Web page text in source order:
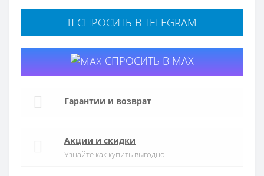
СПРОСИТЬ В TELEGRAM
СПРОСИТЬ В MAX
Гарантии и возврат
Акции и скидки
Узнайте как купить выгодно